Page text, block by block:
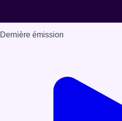
Dernière émission